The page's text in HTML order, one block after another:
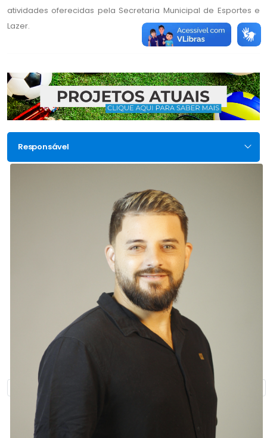
atividades oferecidas pela Secretaria Municipal de Esportes e
Lazer.
Responsável